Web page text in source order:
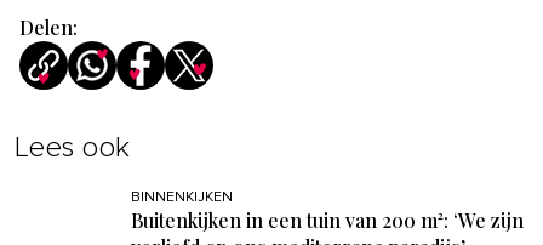
Delen:
Lees ook
BINNENKIJKEN
Buitenkijken in een tuin van 200 m²: ‘We zijn